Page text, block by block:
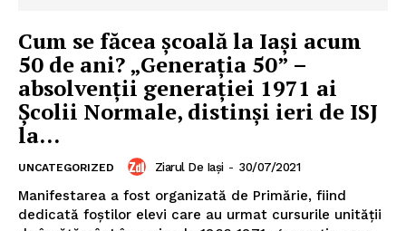
Cum se făcea şcoală la Iaşi acum
50 de ani? „Generaţia 50” –
absolvenţii generaţiei 1971 ai
Şcolii Normale, distinşi ieri de ISJ
la...
UNCATEGORIZED Ziarul De Iași - 30/07/2021
Manifestarea a fost organizată de Primărie, fiind
dedicată foştilor elevi care au urmat cursurile unităţii